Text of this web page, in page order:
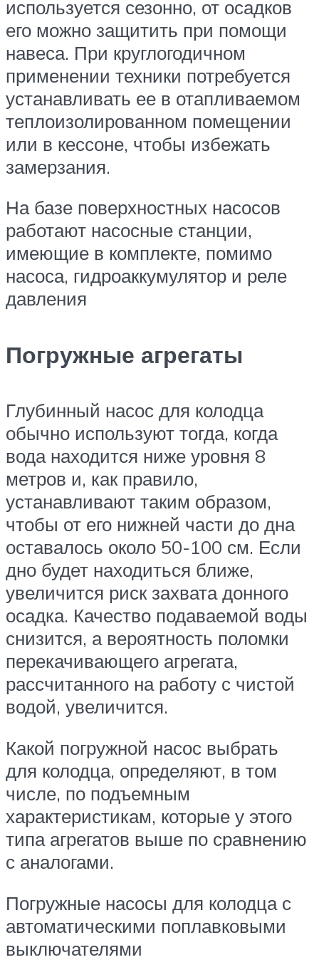
используется сезонно, от осадков
его можно защитить при помощи
навеса. При круглогодичном
применении техники потребуется
устанавливать ее в отапливаемом
теплоизолированном помещении
или в кессоне, чтобы избежать
замерзания.
На базе поверхностных насосов
работают насосные станции,
имеющие в комплекте, помимо
насоса, гидроаккумулятор и реле
давления
Погружные агрегаты
Глубинный насос для колодца
обычно используют тогда, когда
вода находится ниже уровня 8
метров и, как правило,
устанавливают таким образом,
чтобы от его нижней части до дна
оставалось около 50-100 см. Если
дно будет находиться ближе,
увеличится риск захвата донного
осадка. Качество подаваемой воды
снизится, а вероятность поломки
перекачивающего агрегата,
рассчитанного на работу с чистой
водой, увеличится.
Какой погружной насос выбрать
для колодца, определяют, в том
числе, по подъемным
характеристикам, которые у этого
типа агрегатов выше по сравнению
с аналогами.
Погружные насосы для колодца с
автоматическими поплавковыми
выключателями